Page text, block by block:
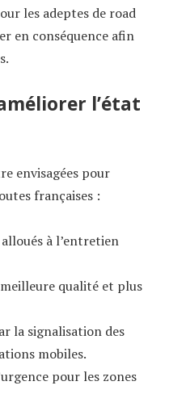
les adeptes de road
en conséquence afin
l’état
envisagées pour
françaises :
à l’entretien
qualité et plus
la signalisation des
mobiles.
pour les zones